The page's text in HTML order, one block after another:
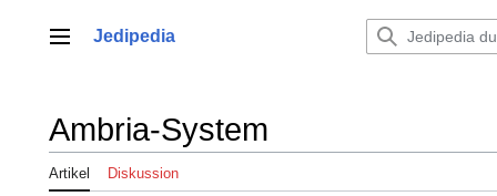
springenHauptmenü
Jedipedia
Ambria-System
Artikel Diskussion